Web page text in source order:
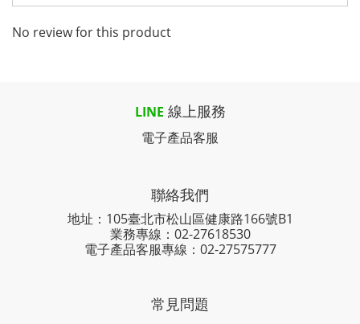
No review for this product
LINE 線上服務
電子產品客服
聯絡我們
地址：105臺北市松山區健康路166號B1
業務專線： 02-27618530
電子產品客服專線：02-27575777
常見問題